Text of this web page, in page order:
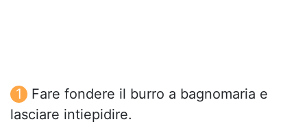
Fare fondere il burro a bagnomaria e
lasciare intiepidire.